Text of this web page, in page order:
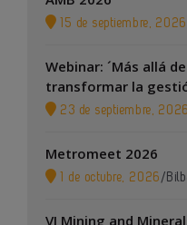
15 de septiembre, 2026
Webinar: ´Más allá
transformar la
23 de septiembre, 2026
Metromeet 2026
1 de octubre, 2026 /
VI Mining and